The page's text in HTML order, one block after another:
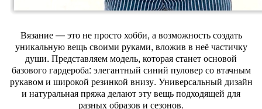
Вязание— этонепростохобби, авозможностьсоздать
уникальнуювещьсвоими руками, вложив в неёчастичку
души. Представляеммодель, котораястанетосновой
базовогогардероба: элегантный синий пуловерсовтачным
рукавоми широкой резинкой внизу. Универсальный дизайн
и натуральнаяпряжаделаютэтувещьподходящей для
разныхобразов и сезонов.